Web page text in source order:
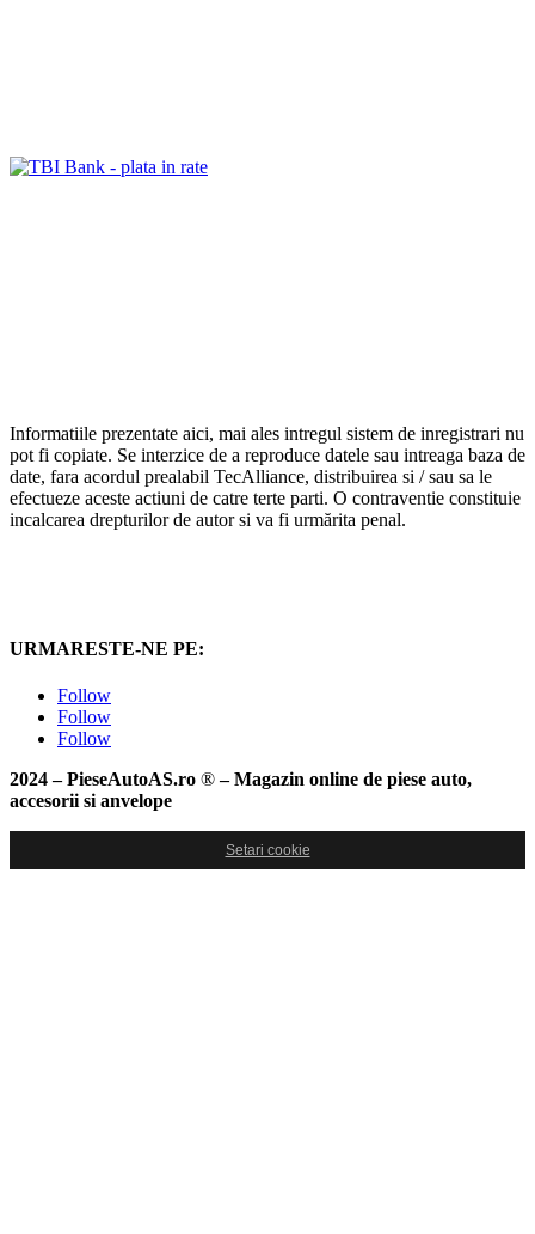
Informatiile prezentate aici, mai ales intregul sistem de inregistrari nu
pot fi copiate. Se interzice de a reproduce datele sau intreaga baza de
date, fara acordul prealabil TecAlliance, distribuirea si / sau sa le
efectueze aceste actiuni de catre terte parti. O contraventie constituie
incalcarea drepturilor de autor si va fi urmărita penal.
URMARESTE-NE PE:
Follow
Follow
Follow
2024 – PieseAutoAS.ro ®– Magazin online de piese auto,
accesorii si anvelope
Setari cookie